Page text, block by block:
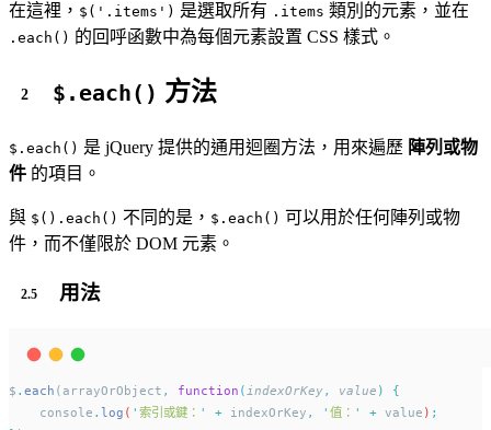
在這裡， $('.items') 是選取所有 .items 類別的元素，並在
.each() 的回呼函數中為每個元素設置 CSS 樣式。
$.each() 方法
$.each() 是 jQuery 提供的通用迴圈方法，用來遍歷 陣列或物
件 的項目。
與 $().each() 不同的是， $.each() 可以用於任何陣列或物
件，而不僅限於 DOM 元素。
用法
$ . each (arrayOrObject , function (indexOrKey, value )
{
console . log ( ' 索引或鍵： ' + indexOrKey , ' 值： ' + value ) ;